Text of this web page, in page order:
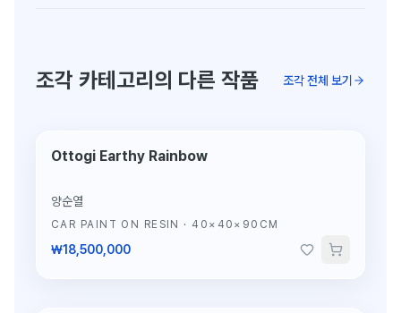
조각 카테고리의 다른 작품 조각 전체 보기
단 1점뿐인 조각
Ottogi Earthy Rainbow
양순열
CAR PAINT ON RESIN · 40×40×90CM
₩18,500,000